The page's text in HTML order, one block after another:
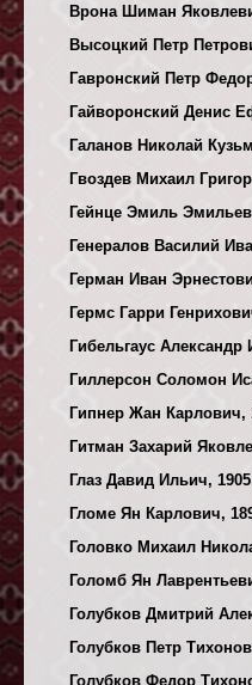
Врона Шиман
Высоцкий Петр
Гавронский Петр
Гайворонский Денис
Галанов Николай
Гвоздев Михаил
Гейнце Эмиль
Генералов Василий
Герман Иван
Гермс Гарри
Гибельгаус Александр
Гиллерсон Соломон
Гипнер Жан Карлович,
Гитман Захарий
Глаз Давид Ильич, 1905
Гломе Ян Карлович,
Головко Михаил
Голомб Ян
Голубков Дмитрий
Голубков Петр
Голубков Федор